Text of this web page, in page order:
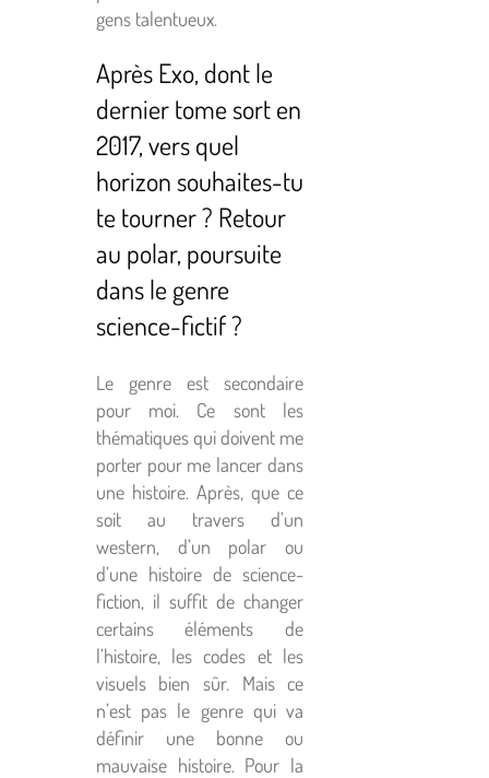
gens talentueux.
Après Exo, dont le
dernier tome sort en
2017, vers quel
horizon souhaites-tu
te tourner ? Retour
au polar, poursuite
dans le genre
science-fictif ?
Le genre est secondaire
pour moi. Ce sont les
thématiques qui doivent me
porter pour me lancer dans
une histoire. Après, que ce
soit au travers d’un
western, d’un polar ou
d’une histoire de science-
fiction, il suffit de changer
certains éléments de
l’histoire, les codes et les
visuels bien sûr. Mais ce
n’est pas le genre qui va
définir une bonne ou
mauvaise histoire. Pour la